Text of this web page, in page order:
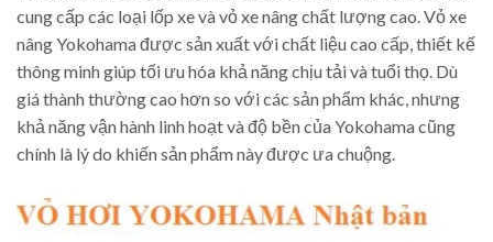
cung cấp các loại lốp xe và vỏ xe nâng chất lượng cao. Vỏ xe
nâng Yokohama được sản xuất với chất liệu cao cấp, thiết kế
thông minh giúp tối ưu hóa khả năng chịu tải và tuổi thọ. Dù
giá thành thường cao hơn so với các sản phẩm khác, nhưng
khả năng vận hành linh hoạt và độ bền của Yokohama cũng
chính là lý do khiến sản phẩm này được ưa chuộng.